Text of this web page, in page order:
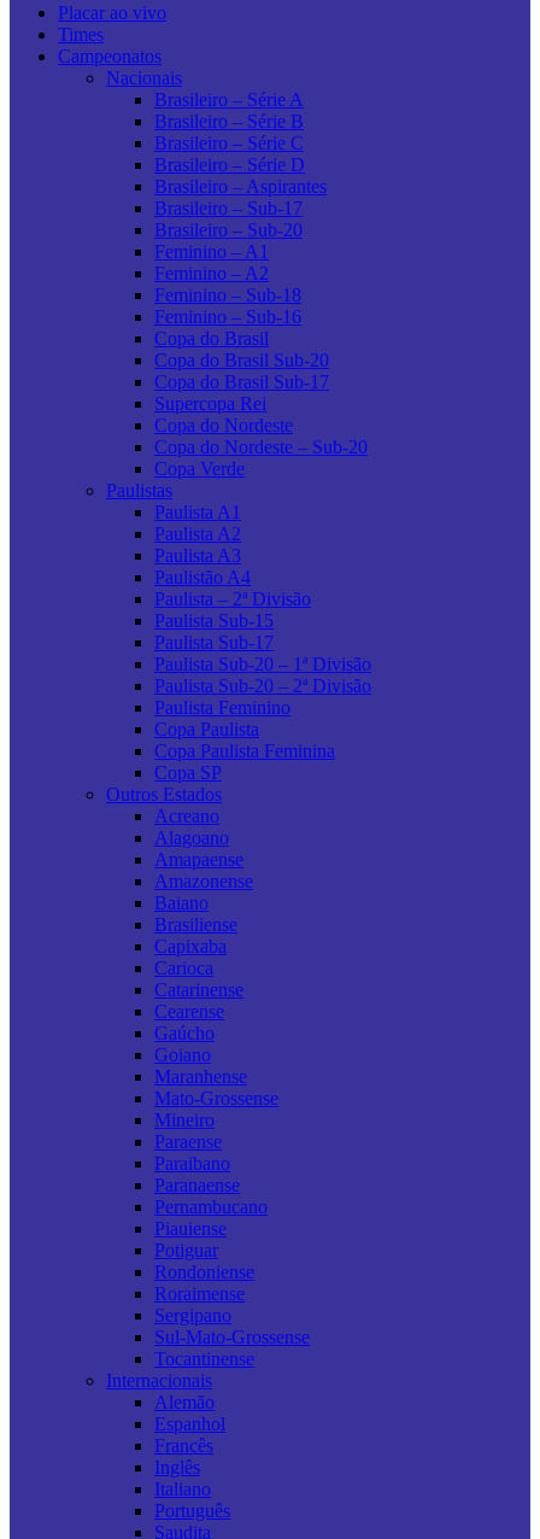
Placar ao vivo
Times
Campeonatos
Nacionais
Brasileiro – Série A
Brasileiro – Série B
Brasileiro – Série C
Brasileiro – Série D
Brasileiro – Aspirantes
Brasileiro – Sub-17
Brasileiro – Sub-20
Feminino – A1
Feminino – A2
Feminino – Sub-18
Feminino – Sub-16
Copa do Brasil
Copa do Brasil Sub-20
Copa do Brasil Sub-17
Supercopa Rei
Copa do Nordeste
Copa do Nordeste – Sub-20
Copa Verde
Paulistas
Paulista A1
Paulista A2
Paulista A3
Paulistão A4
Paulista – 2ª Divisão
Paulista Sub-15
Paulista Sub-17
Paulista Sub-20 – 1ª Divisão
Paulista Sub-20 – 2ª Divisão
Paulista Feminino
Copa Paulista
Copa Paulista Feminina
Copa SP
Outros Estados
Acreano
Alagoano
Amapaense
Amazonense
Baiano
Brasiliense
Capixaba
Carioca
Catarinense
Cearense
Gaúcho
Goiano
Maranhense
Mato-Grossense
Mineiro
Paraense
Paraibano
Paranaense
Pernambucano
Piauiense
Potiguar
Rondoniense
Roraimense
Sergipano
Sul-Mato-Grossense
Tocantinense
Internacionais
Alemão
Espanhol
Francês
Inglês
Italiano
Português
Saudita